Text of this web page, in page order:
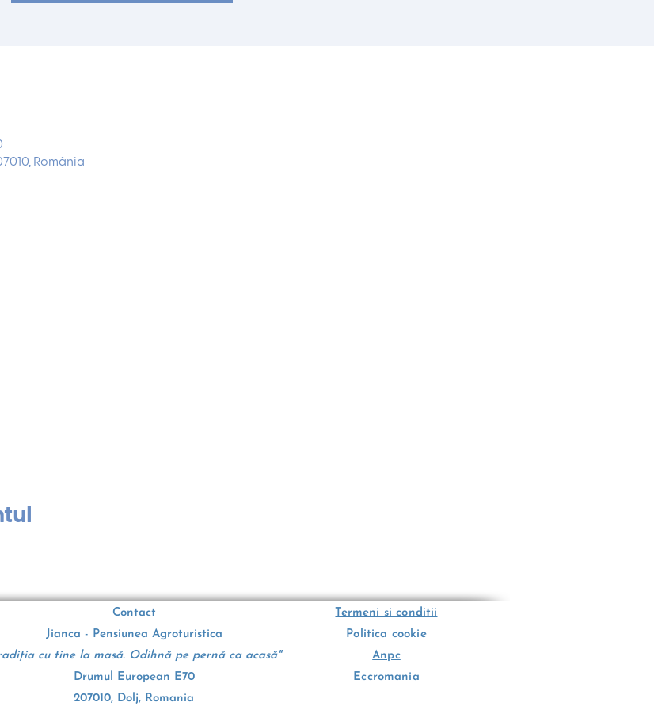
România
Contact
Jianca - Pensiunea Agroturistica
cu tine la masă. Odihnă pe pernă ca acasă"
Drumul European E70
207010, Dolj, Romania
Termeni si conditii
Politica cookie
Anpc
Eccromania